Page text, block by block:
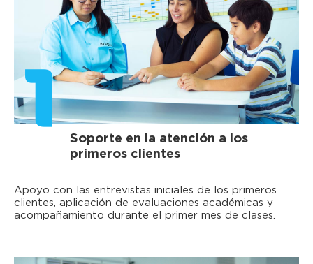
1
Soporte en la atención a los
primeros clientes
Apoyo con las entrevistas iniciales de los primeros
clientes, aplicación de evaluaciones académicas y
acompañamiento durante el primer mes de clases.